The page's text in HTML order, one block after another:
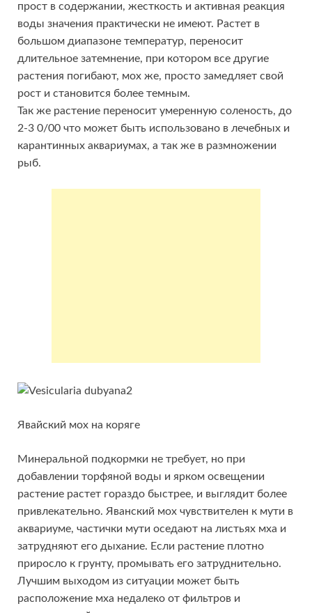
прост в содержании, жесткость и активная реакция
воды значения практически не имеют. Растет в
большом диапазоне температур, переносит
длительное затемнение, при котором все другие
растения погибают, мох же, просто замедляет свой
рост и становится более темным.
Так же растение переносит умеренную соленость, до
2-3 0/00 что может быть использовано в лечебных и
карантинных аквариумах, а так же в размножении
рыб.
Явайский мох на коряге
Минеральной подкормки не требует, но при
добавлении торфяной воды и ярком освещении
растение растет гораздо быстрее, и выглядит более
привлекательно. Яванский мох чувствителен к мути в
аквариуме, частички мути оседают на листьях мха и
затрудняют его дыхание. Если растение плотно
приросло к грунту, промывать его затруднительно.
Лучшим выходом из ситуации может быть
расположение мха недалеко от фильтров и